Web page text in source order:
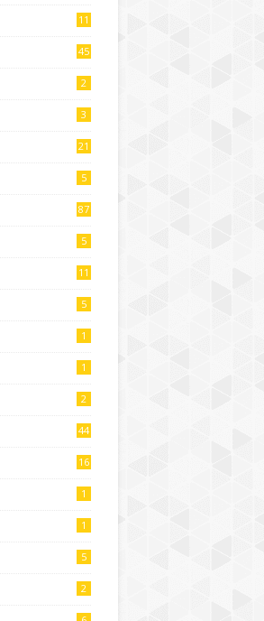
11
45
2
3
21
5
87
5
11
5
1
1
2
44
16
1
1
5
2